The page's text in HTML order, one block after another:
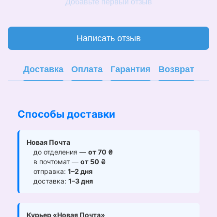
Добавьте первый отзыв
Написать отзыв
Доставка Оплата Гарантия Возврат
Способы доставки
Новая Почта
до отделения — от 70 ₴
в почтомат — от 50 ₴
отправка: 1–2 дня
доставка: 1–3 дня
Курьер «Новая Почта»